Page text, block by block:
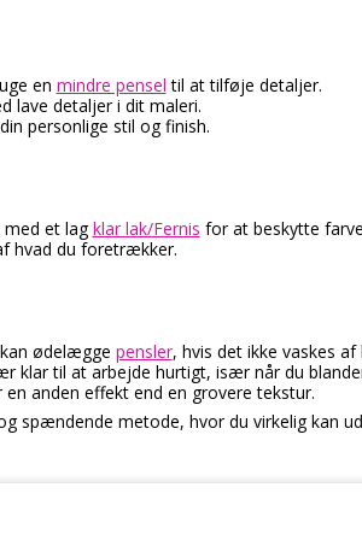
en mindre pensel til at tilføje detaljer.
lave detaljer i dit maleri.
personlige stil og finish.
et lagklar lak/Fernis for at beskytte
hvad du foretrækker.
ødelægge pensler, hvis det ikke vaskes af
klar til at arbejde hurtigt, især når du
en anden effekt end en grovere tekstur.
spændende metode, hvor du virkelig kan